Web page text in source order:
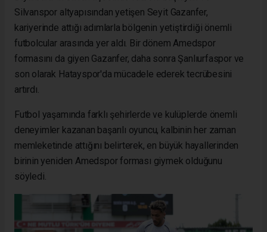
Silvanspor altyapısından yetişen Seyit Gazanfer,
kariyerinde attığı adımlarla bölgenin yetiştirdiği önemli
futbolcular arasında yer aldı. Bir dönem Amedspor
formasını da giyen Gazanfer, daha sonra Şanlıurfaspor ve
son olarak Hatayspor'da mücadele ederek tecrübesini
artırdı.
Futbol yaşamında farklı şehirlerde ve kulüplerde önemli
deneyimler kazanan başarılı oyuncu, kalbinin her zaman
memleketinde attığını belirterek, en büyük hayallerinden
birinin yeniden Amedspor forması giymek olduğunu
söyledi.